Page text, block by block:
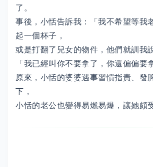
了。
事後，小恬告訴我：「我不希望等我
起一個杯子，
或是打翻了兒女的物件，他們就訓我
「我已經叫你不要拿了，你還偏偏要
原來，小恬的婆婆遇事習慣指責、發
下，
小恬的老公也變得易燃易爆，讓她頗